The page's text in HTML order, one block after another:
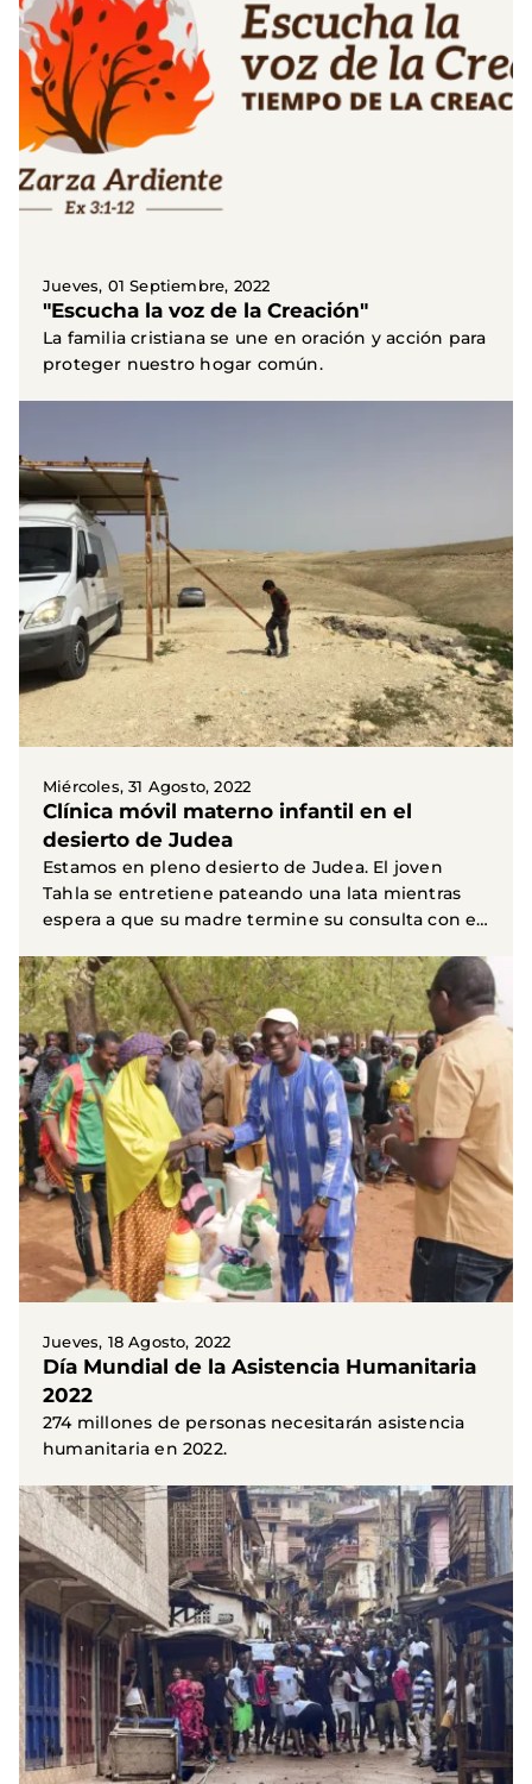
Jueves, 01 Septiembre, 2022
"Escucha la voz de la Creación"
La familia cristiana se une en oración y acción para
proteger nuestro hogar común.
Miércoles, 31 Agosto, 2022
Clínica móvil materno infantil en el
desierto de Judea
Estamos en pleno desierto de Judea. El joven
Tahla se entretiene pateando una lata mientras
espera a que su madre termine su consulta con el
Jueves, 18 Agosto, 2022
Día Mundial de la Asistencia Humanitaria
2022
274 millones de personas necesitarán asistencia
humanitaria en 2022.